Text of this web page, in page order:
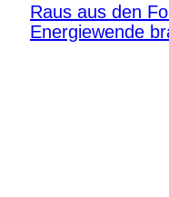
Raus aus den
Energiewende